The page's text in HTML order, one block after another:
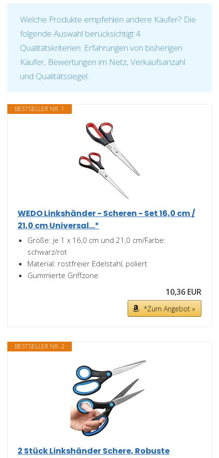
Welche Produkte empfehlen andere Käufer? Die
folgende Auswahl berücksichtigt 4
Qualitätskriterien. Erfahrungen von bisherigen
Käufer, Bewertungen im Netz, Verkaufsanzahl
und Qualitätssiegel.
BESTSELLER NR. 1
WEDO Linkshänder - Scheren - Set 16,0 cm /
21,0 cm Universal...*
Größe: je 1 x 16,0 cm und 21,0 cm/Farbe:
schwarz/rot
Material: rostfreier Edelstahl, poliert
Gummierte Griffzone
10,36 EUR
*Zum Angebot »
BESTSELLER NR. 2
2 Stück Linkshänder Schere, Robuste